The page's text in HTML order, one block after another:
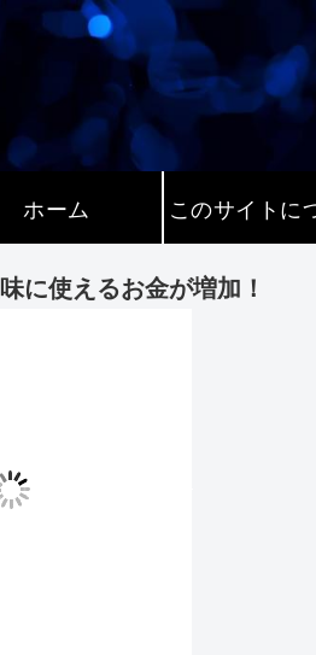
ホーム このサイトに
に使えるお金が増加！